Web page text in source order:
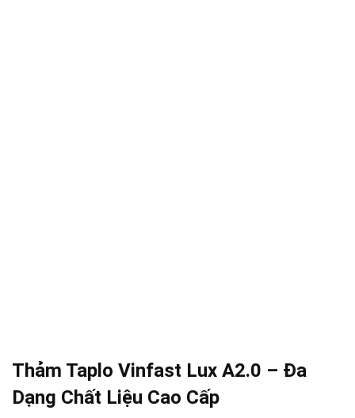
Thảm Taplo Vinfast Lux A2.0 – Đa
Dạng Chất Liệu Cao Cấp